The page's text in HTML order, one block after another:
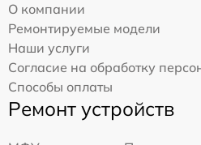
О компании
Ремонтируемые модели
Наши услуги
Согласие на обработку
Способы оплаты
Ремонт устройств